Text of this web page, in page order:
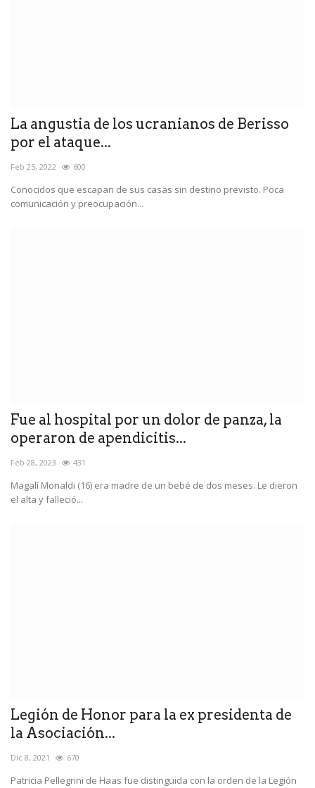
La angustia de los ucranianos de Berisso
por el ataque...
Feb 25, 2022 600
Conocidos que escapan de sus casas sin destino previsto. Poca
comunicación y preocupación...
Fue al hospital por un dolor de panza, la
operaron de apendicitis...
Feb 28, 2023 431
Magalí Monaldi (16) era madre de un bebé de dos meses. Le dieron
el alta y falleció...
Legión de Honor para la ex presidenta de
la Asociación...
Dic 8, 2021 670
Patricia Pellegrini de Haas fue distinguida con la orden de la Legión